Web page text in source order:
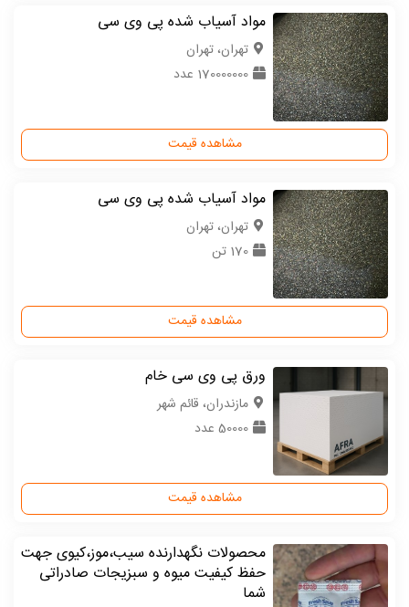
مواد آسیاب شده پی وی سی
تهران، تهران
170000000 عدد
مشاهده قیمت
مواد آسیاب شده پی وی سی
تهران، تهران
170 تن
مشاهده قیمت
ورق پی وی سی خام
مازندران، قائم شهر
50000 عدد
مشاهده قیمت
محصولات نگهدارنده سیب،موز،کیوی جهت
حفظ کیفیت میوه و سبزیجات صادراتی
شما